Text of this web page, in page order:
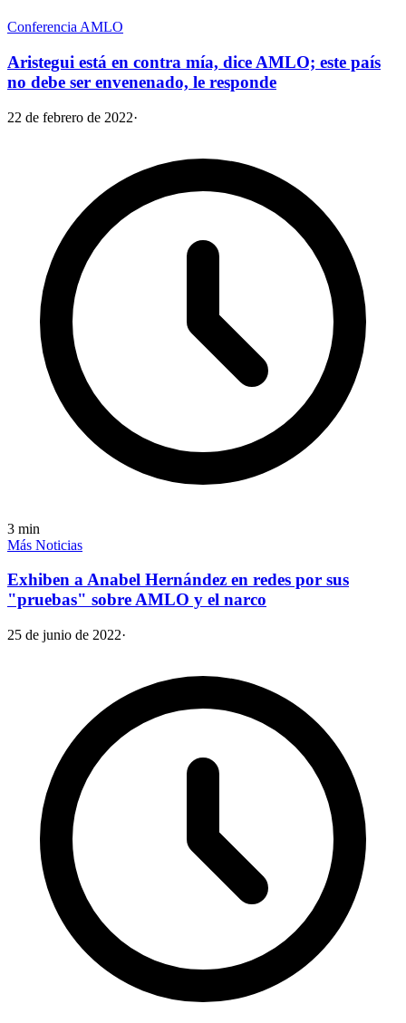
Conferencia AMLO
Aristegui está en contra mía, dice AMLO; este país
no debe ser envenenado, le responde
22 de febrero de 2022·
3 min
Más Noticias
Exhiben a Anabel Hernández en redes por sus
"pruebas" sobre AMLO y el narco
25 de junio de 2022·